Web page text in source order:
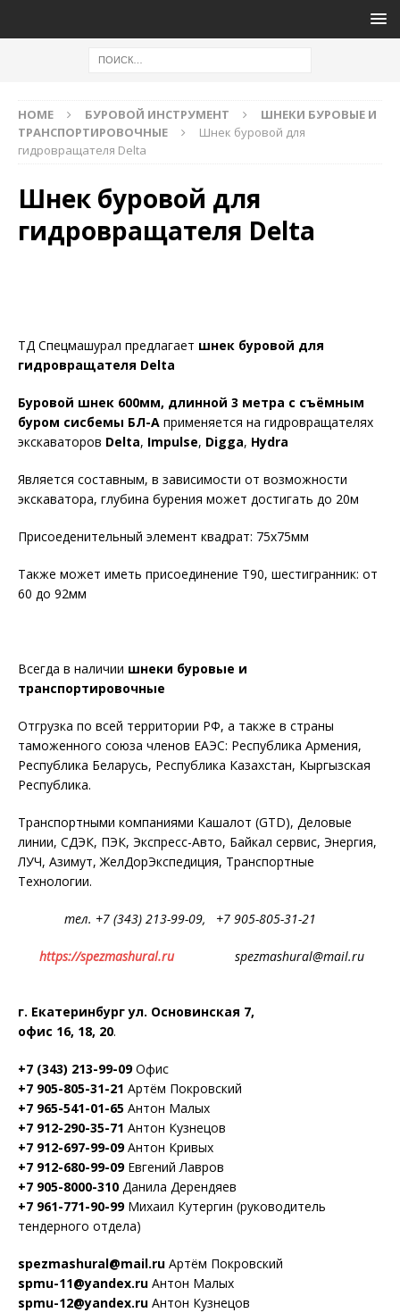
HOME БУРОВОЙ ИНСТРУМЕНТ
ШНЕКИ БУРОВЫЕ И
ТРАНСПОРТИРОВОЧНЫЕ
Шнек буровой для
гидровращателя Delta
Шнек буровой для
гидровращателя Delta
ТД Спецмашурал предлагает шнек буровой для
гидровращателя Delta
Буровой шнек 600мм, длинной 3 метра с съёмным
буром сисбемы БЛ-А применяется на гидровращателях
экскаваторов Delta, Impulse, Digga, Hydra
Является составным, в зависимости от возможности
экскаватора, глубина бурения может достигать до 20м
Присоеденительный элемент квадрат: 75х75мм
Также может иметь присоединение Т90, шестигранник: от
60 до 92мм
Всегда в наличии шнеки буровые и
транспортировочные
Отгрузка по всей территории РФ, а также в страны
таможенного союза членов ЕАЭС: Республика Армения,
Республика Беларусь, Республика Казахстан, Кыргызская
Республика.
Транспортными компаниями Кашалот (GTD), Деловые
линии, СДЭК, ПЭК, Экспресс-Авто, Байкал сервис, Энергия,
ЛУЧ, Азимут, ЖелДорЭкспедиция, Транспортные
Технологии.
тел. +7 (343) 213-99-09, +7 905-805-31-21
https://spezmashural.ru spezmashural@mail.ru
г. Екатеринбург ул. Основинская 7,
офис 16, 18, 20.
+7 (343) 213-99-09Офис
+7 905-805-31-21 Артём Покровский
+7 965-541-01-65 Антон Малых
+7 912-290-35-71 Антон Кузнецов
+7 912-697-99-09Антон Кривых
+7 912-680-99-09Евгений Лавров
+7 905-8000-310 Данила Дерендяев
+7 961-771-90-99Михаил Кутергин (руководитель
тендерного отдела)
spezmashural@mail.ru Артём Покровский
spmu-11@yandex.ru Антон Малых
spmu-12@yandex.ru Антон Кузнецов